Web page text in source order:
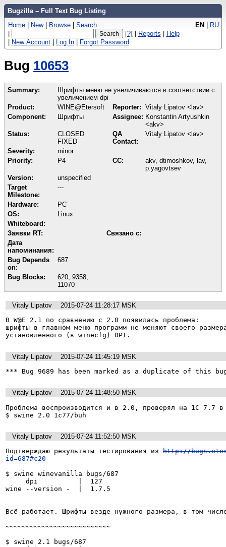
Bugzilla – Full Text Bug Listing
EN | RU
Home | New | Browse | Search
|
[?] | Reports | Help
| New Account | Log In | Forgot Password
Bug 10653
Summary:
Шрифты меню не увеличиваются в соответствии с
увеличением dpi
Product:
WINE@Etersoft Reporter: Vitaly Lipatov <lav>
Component:
Шрифты Assignee: Konstantin Artyushkin
<akv>
Status:
CLOSED
FIXED
QA
Contact:
Vitaly Lipatov <lav>
Severity:
minor
Priority:
P4 CC:
akv, dtimoshkov, lav,
p.yagovtsev
Version:
unspecified
Target
Milestone:
---
Hardware:
PC
OS:
Linux
Whiteboard:
Заявки RT:
Связано с:
Дата
напоминания:
Bug Depends
on:
687
Bug Blocks: 620 9358
11070
Vitaly Lipatov
2015-07-24 11:28:17 MSK
В W@E 2.1 по сравнению с 2.0 появилась проблема:
шрифты в главном меню программ не меняют своего
установленного (в winecfg) DPI.
Vitaly Lipatov
2015-07-24 11:45:19 MSK
*** Bug 9689 has been marked as a duplicate of this
Vitaly Lipatov
2015-07-24 11:48:50 MSK
Проблема воспроизводится и в 2.0, проверял на 1С 7.7 в
$ swine 2.0 1c77/buh
Vitaly Lipatov
2015-07-24 11:52:50 MSK
Подтверждаю результаты тестирования из http://
id=687#c20
$ swine winevanilla bugs/687
wine --version -  |  1.7.5
Всё работает. Шрифты везде нужного размера, в том
~~~~~~~~~~~~~~~~~~~~~~~~~~
$ swine 2.1 bugs/687